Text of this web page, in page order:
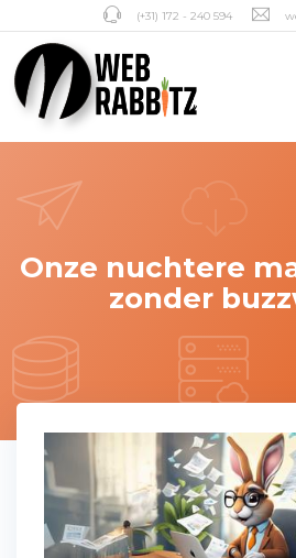
(+31) 172 - 240 594
Onze nuchtere
zonder